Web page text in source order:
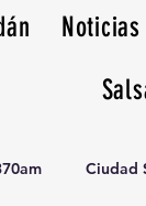
Ciudad